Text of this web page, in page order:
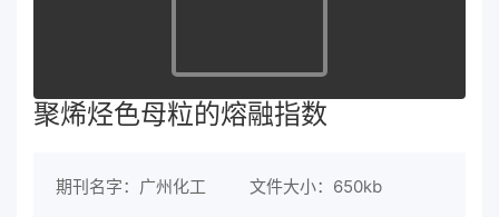
聚烯烃色母粒的熔融指数
期刊名字：广州化工 文件大小：650kb